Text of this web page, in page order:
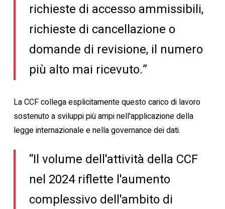
richieste di accesso ammissibili,
richieste di cancellazione o
domande di revisione, il numero
più alto mai ricevuto.”
La CCF collega esplicitamente questo carico di lavoro
sostenuto a sviluppi più ampi nell'applicazione della
legge internazionale e nella governance dei dati.
“Il volume dell'attività della CCF
nel 2024 riflette l'aumento
complessivo dell'ambito di